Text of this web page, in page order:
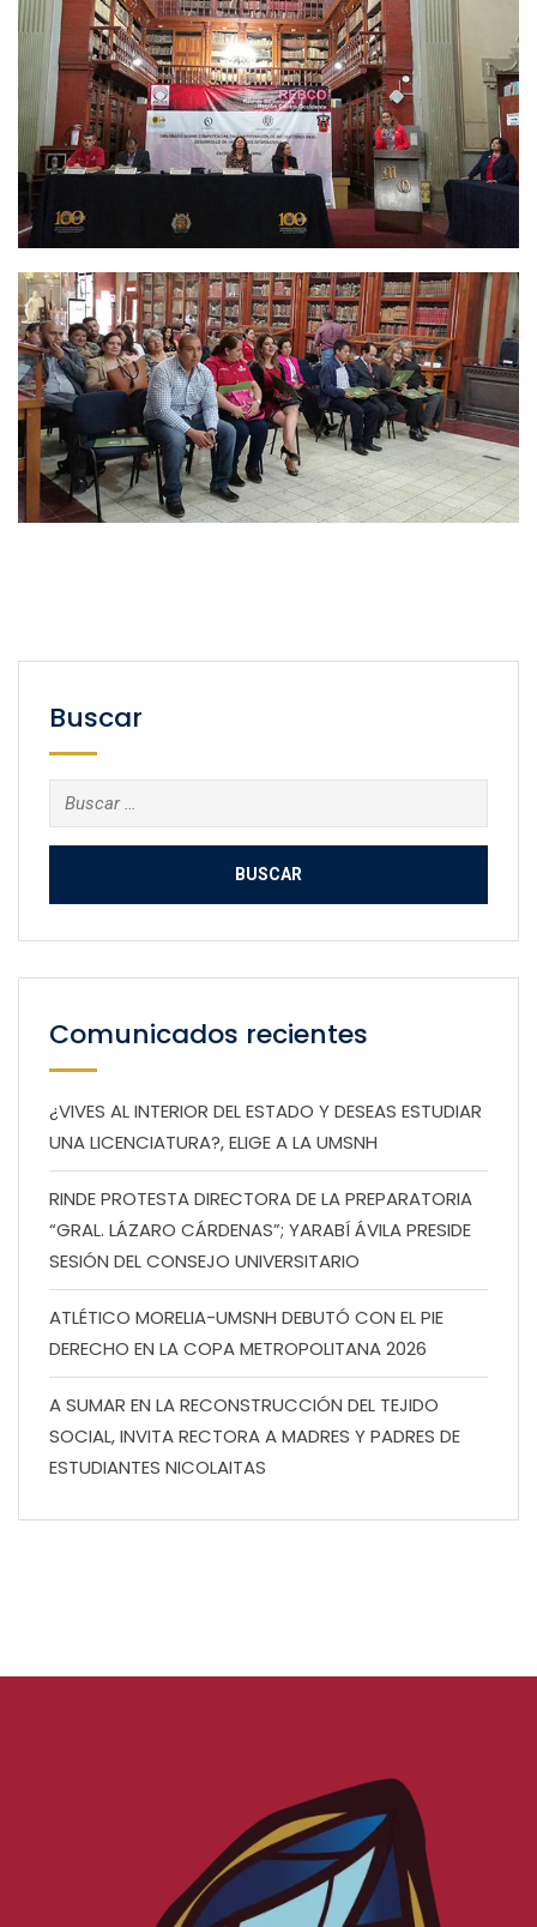
Buscar
Buscar:
Comunicados recientes
¿VIVES AL INTERIOR DEL ESTADO Y DESEAS ESTUDIAR
UNA LICENCIATURA?, ELIGE A LA UMSNH
RINDE PROTESTA DIRECTORA DE LA PREPARATORIA
“GRAL. LÁZARO CÁRDENAS”; YARABÍ ÁVILA PRESIDE
SESIÓN DEL CONSEJO UNIVERSITARIO
ATLÉTICO MORELIA-UMSNH DEBUTÓ CON EL PIE
DERECHO EN LA COPA METROPOLITANA 2026
A SUMAR EN LA RECONSTRUCCIÓN DEL TEJIDO
SOCIAL, INVITA RECTORA A MADRES Y PADRES DE
ESTUDIANTES NICOLAITAS